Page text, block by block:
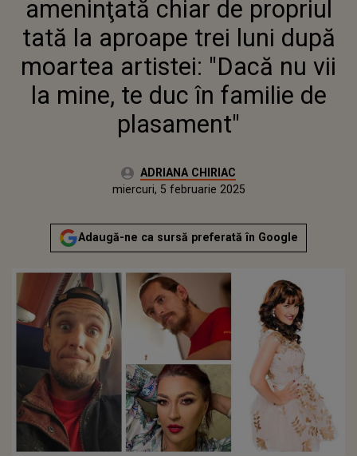
ARTISTEI: "DACĂ NU VII LA
MINE, TE DUC ÎN FAMILIE DE
PLASAMENT"
ameninţată chiar de propriul
tată la aproape trei luni după
moartea artistei: "Dacă nu vii
la mine, te duc în familie de
plasament"
Autor:ADRIANA CHIRIAC
luni, 5 februarie 2024Actualizat:
miercuri, 5 februarie 2025
Adaugă-ne ca sursă preferată în Google